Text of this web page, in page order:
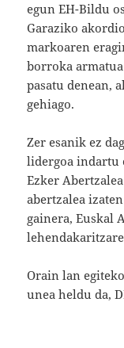
egun EH-Bildu
Garaziko
markoaren
borroka
pasatu denean,
gehiago.
Zer esanik ez
lidergoa indartu
Ezker
abertzalea
gainera, Euskal
Orain lan
unea heldu da,